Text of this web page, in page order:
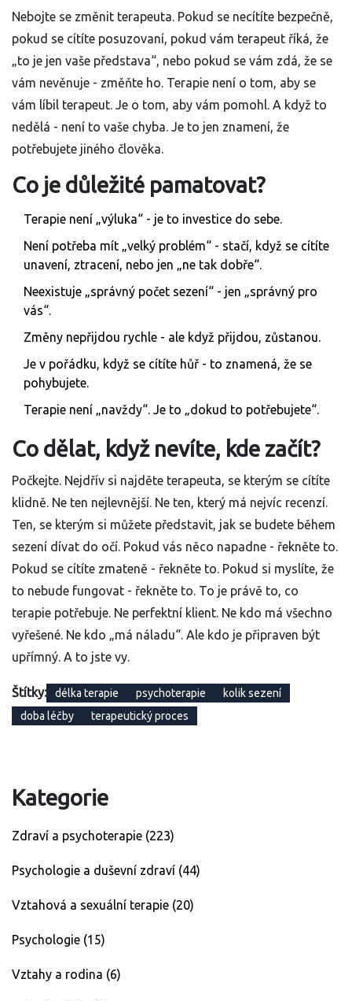
Nebojte se změnit terapeuta. Pokud se necítíte bezpečně,
pokud se cítíte posuzovaní, pokud vám terapeut říká, že
„to je jen vaše představa“, nebo pokud se vám zdá, že se
vám nevěnuje - změňte ho. Terapie není o tom, aby se
vám líbil terapeut. Je o tom, aby vám pomohl. A když to
nedělá - není to vaše chyba. Je to jen znamení, že
potřebujete jiného člověka.
Co je důležité pamatovat?
Terapie není „výluka“ - je to investice do sebe.
Není potřeba mít „velký problém“ - stačí, když se cítíte
unavení, ztracení, nebo jen „ne tak dobře“.
Neexistuje „správný počet sezení“ - jen „správný pro
vás“.
Změny nepřijdou rychle - ale když přijdou, zůstanou.
Je v pořádku, když se cítíte hůř - to znamená, že se
pohybujete.
Terapie není „navždy“. Je to „dokud to potřebujete“.
Co dělat, když nevíte, kde začít?
Počkejte. Nejdřív si najděte terapeuta, se kterým se cítíte
klidně. Ne ten nejlevnější. Ne ten, který má nejvíc recenzí.
Ten, se kterým si můžete představit, jak se budete během
sezení dívat do očí. Pokud vás něco napadne - řekněte to.
Pokud se cítíte zmateně - řekněte to. Pokud si myslíte, že
to nebude fungovat - řekněte to. To je právě to, co
terapie potřebuje. Ne perfektní klient. Ne kdo má všechno
vyřešené. Ne kdo „má náladu“. Ale kdo je připraven být
upřímný. A to jste vy.
Štítky: délka terapie psychoterapie
kolik sezení
doba léčby
terapeutický proces
Kategorie
Zdraví a psychoterapie (223)
Psychologie a duševní zdraví (44)
Vztahová a sexuální terapie (20)
Psychologie (15)
Vztahy a rodina (6)